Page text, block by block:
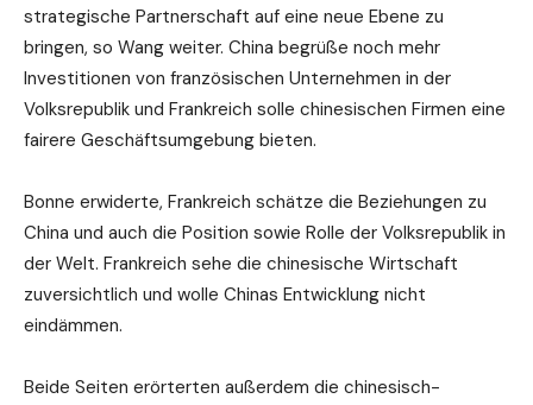
strategische Partnerschaft auf eine neue Ebene zu
bringen, so Wang weiter. China begrüße noch mehr
Investitionen von französischen Unternehmen in der
Volksrepublik und Frankreich solle chinesischen Firmen eine
fairere Geschäftsumgebung bieten.
Bonne erwiderte, Frankreich schätze die Beziehungen zu
China und auch die Position sowie Rolle der Volksrepublik in
der Welt. Frankreich sehe die chinesische Wirtschaft
zuversichtlich und wolle Chinas Entwicklung nicht
eindämmen.
Beide Seiten erörterten außerdem die chinesisch-